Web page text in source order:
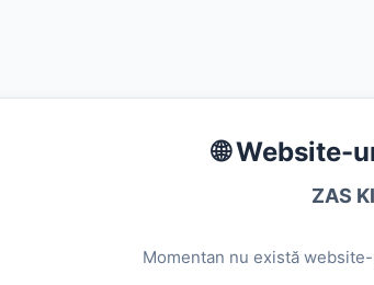
🌐 Website-
ZAS
Momentan nu există